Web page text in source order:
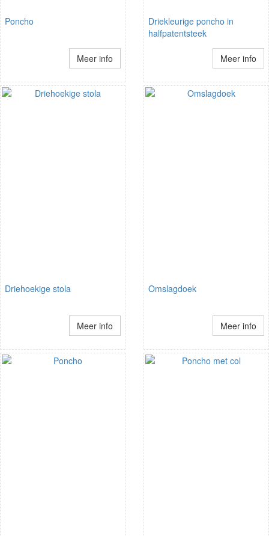
Poncho
Meer info
Driekleurige poncho in
halfpatentsteek
Meer info
Driehoekige stola
Meer info
Omslagdoek
Meer info